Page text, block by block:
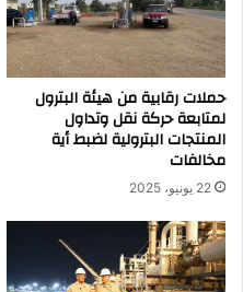
حملات رقابية من هيئة البترول
لمتابعة حركة نقل وتداول
المنتجات البترولية لضبط أية
مخالفات
22 يونيو، 2025